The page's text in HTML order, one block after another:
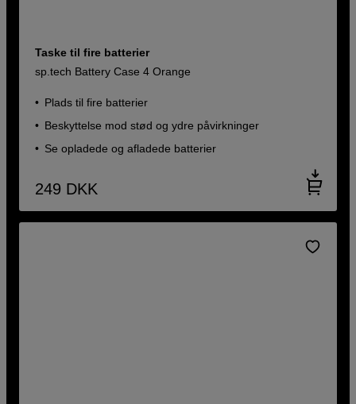
Taske til fire batterier
sp.tech Battery Case 4 Orange
Plads til fire batterier
Beskyttelse mod stød og ydre påvirkninger
Se opladede og afladede batterier
249 DKK